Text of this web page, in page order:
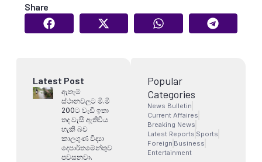
Share
Latest Post
ඇතැම්
ස්ථානවලට මි.මි
200ට වැඩි ඉතා
තද වැසි ඇතිවිය
හැකි බව
කාලගුණ විද්‍යා
දෙපාර්තමේන්තුව
පවසනවා.
Popular
Categories
News Bulletin
Current Affaires
Breaking News
Latest Reports Sports
Foreign Business
Entertainment